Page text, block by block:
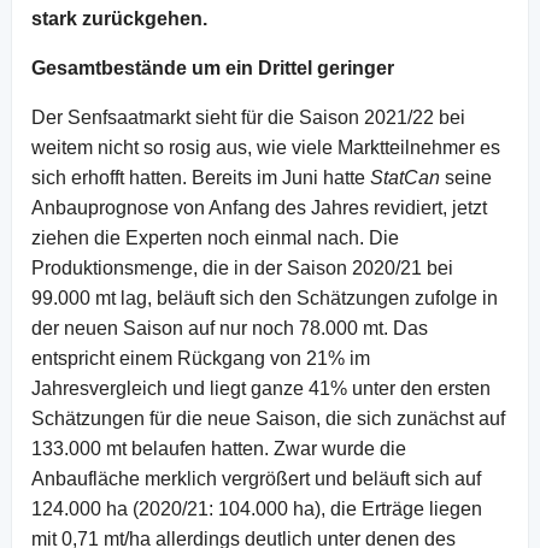
stark zurückgehen.
Gesamtbestände um ein Drittel geringer
Der Senfsaatmarkt sieht für die Saison 2021/22 bei
weitem nicht so rosig aus, wie viele Marktteilnehmer es
sich erhofft hatten. Bereits im Juni hatte StatCan seine
Anbauprognose von Anfang des Jahres revidiert, jetzt
ziehen die Experten noch einmal nach. Die
Produktionsmenge, die in der Saison 2020/21 bei
99.000 mt lag, beläuft sich den Schätzungen zufolge in
der neuen Saison auf nur noch 78.000 mt. Das
entspricht einem Rückgang von 21% im
Jahresvergleich und liegt ganze 41% unter den ersten
Schätzungen für die neue Saison, die sich zunächst auf
133.000 mt belaufen hatten. Zwar wurde die
Anbaufläche merklich vergrößert und beläuft sich auf
124.000 ha (2020/21: 104.000 ha), die Erträge liegen
mit 0,71 mt/ha allerdings deutlich unter denen des